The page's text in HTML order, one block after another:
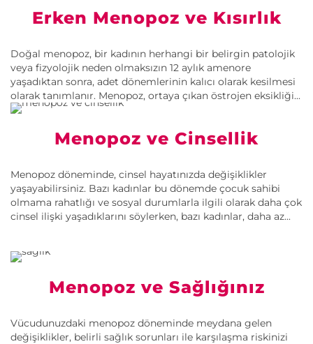
Erken Menopoz ve Kısırlık
Doğal menopoz, bir kadının herhangi bir belirgin patolojik
veya fizyolojik neden olmaksızın 12 aylık amenore
yaşadıktan sonra, adet dönemlerinin kalıcı olarak kesilmesi
olarak tanımlanır. Menopoz, ortaya çıkan östrojen eksikliği...
Menopoz ve Cinsellik
Menopoz döneminde, cinsel hayatınızda değişiklikler
yaşayabilirsiniz. Bazı kadınlar bu dönemde çocuk sahibi
olmama rahatlığı ve sosyal durumlarla ilgili olarak daha çok
cinsel ilişki yaşadıklarını söylerken, bazı kadınlar, daha az...
Menopoz ve Sağlığınız
Vücudunuzdaki menopoz döneminde meydana gelen
değişiklikler, belirli sağlık sorunları ile karşılaşma riskinizi